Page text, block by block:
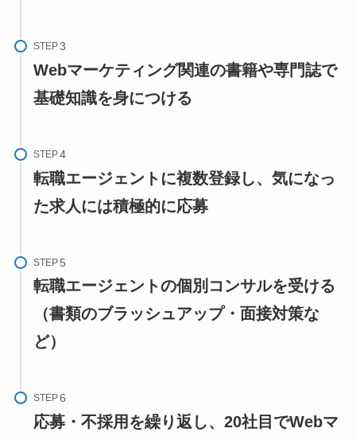
STEP
Webマーケティング関連の書籍や専門誌で
基礎知識を身につける
STEP
転職エージェントに複数登録し、気になっ
た求人には積極的に応募
STEP
転職エージェントの個別コンサルを受ける
（書類のブラッシュアップ・面接対策な
ど）
STEP
応募・不採用を繰り返し、20社目でWebマ